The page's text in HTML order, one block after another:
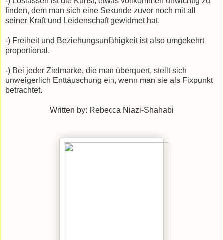
finden, dem man sich eine Sekunde zuvor noch mit all
seiner Kraft und Leidenschaft gewidmet hat.
-) Freiheit und Beziehungsunfähigkeit ist also umgekehrt
proportional.
-) Bei jeder Zielmarke, die man überquert, stellt sich
unweigerlich Enttäuschung ein, wenn man sie als Fixpunkt
betrachtet.
Written by: Rebecca Niazi-Shahabi